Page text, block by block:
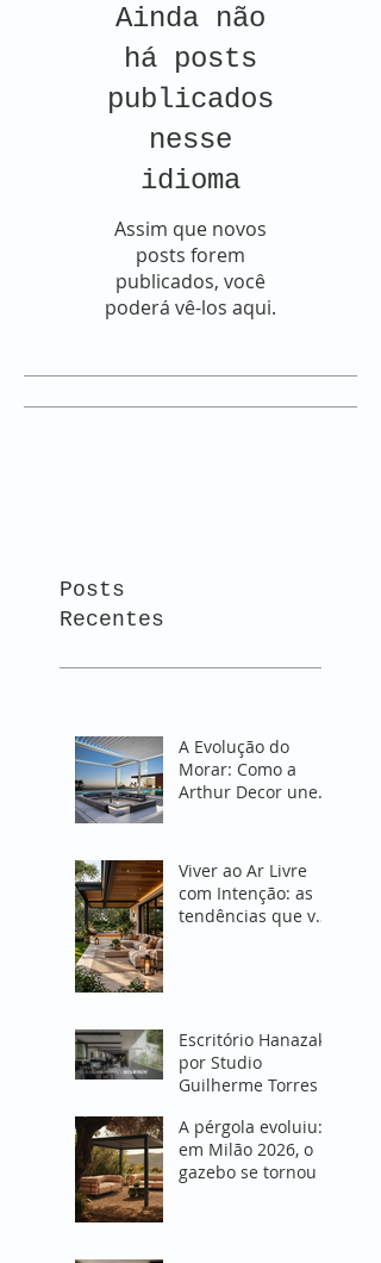
Ainda não
há posts
publicados
nesse
idioma
Assim que novos
posts forem
publicados, você
poderá vê-los aqui.
Posts
Recentes
A Evolução do
Morar: Como a
Arthur Decor une
Abertos
Viver ao Ar Livre
com Intenção: as
tendências que vão
Escritório Hanazaki
por Studio
Guilherme Torres
A pérgola evoluiu:
em Milão 2026, o
gazebo se tornou o